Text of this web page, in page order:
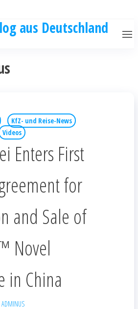
aus Deutschland
KfZ- und Reise-News
Videos
Enters First
for
and Sale of
Novel
in China
ADMINUS